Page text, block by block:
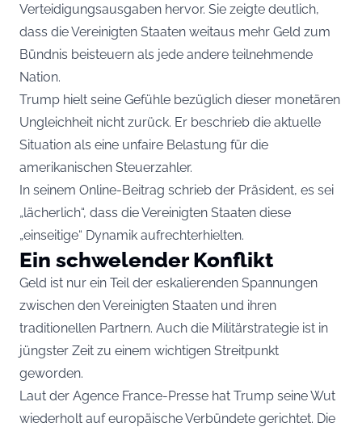
Verteidigungsausgaben hervor. Sie zeigte deutlich,
dass die Vereinigten Staaten weitaus mehr Geld zum
Bündnis beisteuern als jede andere teilnehmende
Nation.
Trump hielt seine Gefühle bezüglich dieser monetären
Ungleichheit nicht zurück. Er beschrieb die aktuelle
Situation als eine unfaire Belastung für die
amerikanischen Steuerzahler.
In seinem Online-Beitrag schrieb der Präsident, es sei
„lächerlich“, dass die Vereinigten Staaten diese
„einseitige“ Dynamik aufrechterhielten.
Ein schwelender Konflikt
Geld ist nur ein Teil der eskalierenden Spannungen
zwischen den Vereinigten Staaten und ihren
traditionellen Partnern. Auch die Militärstrategie ist in
jüngster Zeit zu einem wichtigen Streitpunkt
geworden.
Laut der Agence France-Presse hat Trump seine Wut
wiederholt auf europäische Verbündete gerichtet. Die